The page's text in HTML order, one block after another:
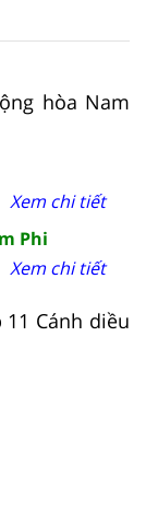
hòa Nam
Xem chi tiết
Phi
Xem chi tiết
Cánh diều